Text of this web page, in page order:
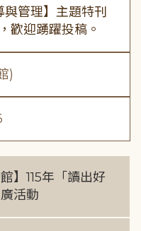
管理】主題特刊
歡迎踴躍投稿。
)
】115年「讀出好
活動